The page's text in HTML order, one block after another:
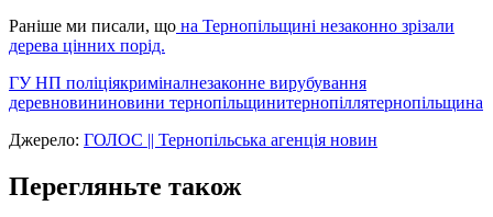
Раніше ми писали, що на Тернопільщині незаконно зрізали
дерева цінних порід.
ГУ НП поліціякриміналнезаконне вирубування
деревновининовини тернопільщинитернопіллятернопільщина
Джерело: ГОЛОС || Тернопільська агенція новин
Перегляньте також